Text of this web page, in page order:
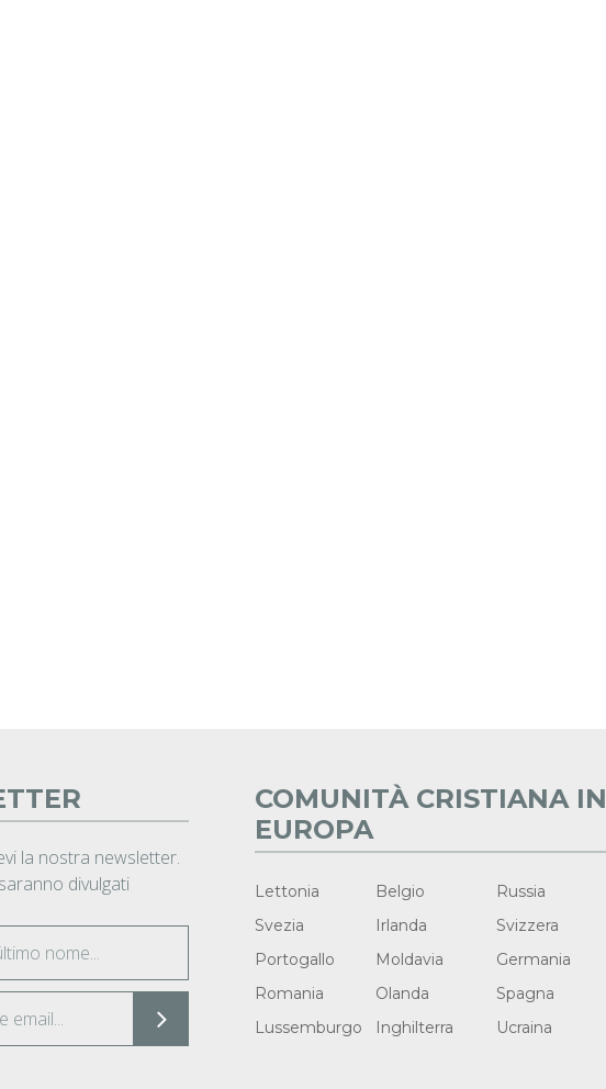
la nostra newsletter.
divulgati
COMUNITÀ CRISTIANA IN
EUROPA
Lettonia Belgio
Russia
Svezia
Irlanda
Svizzera
Portogallo
Moldavia
Germania
Romania
Olanda
Spagna
Lussemburgo
Inghilterra Ucraina